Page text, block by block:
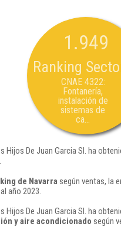
1.949
Ranking
CNAE 4322:
Fontanería,
instalación de
sistemas de
ca...
Hijos De Juan Garcia Sl. ha
de Navarra según ventas, la
año 2023.
Hijos De Juan Garcia Sl. ha
y aire acondicionado según